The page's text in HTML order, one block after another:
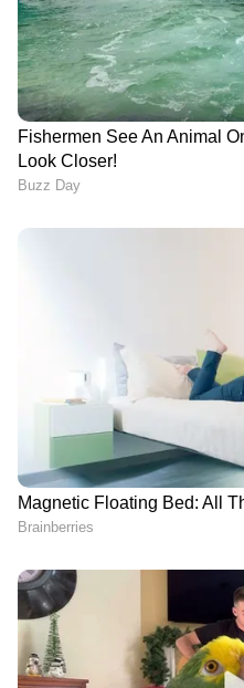
DOWNLOAD APP
തത്സമയ
വിശകലനവും
എല്ലാം ഒരൊറ്റ
എവിടെയും
ലഭിക്കാൻ
Asianet